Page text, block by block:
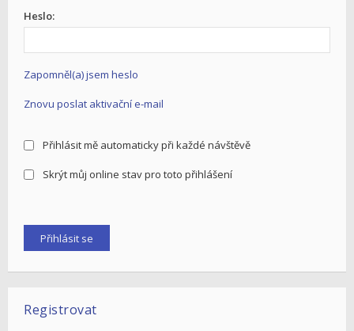
Heslo:
Zapomněl(a) jsem heslo
Znovu poslat aktivační e-mail
Přihlásit mě automaticky při každé návštěvě
Skrýt můj online stav pro toto přihlášení
Registrovat